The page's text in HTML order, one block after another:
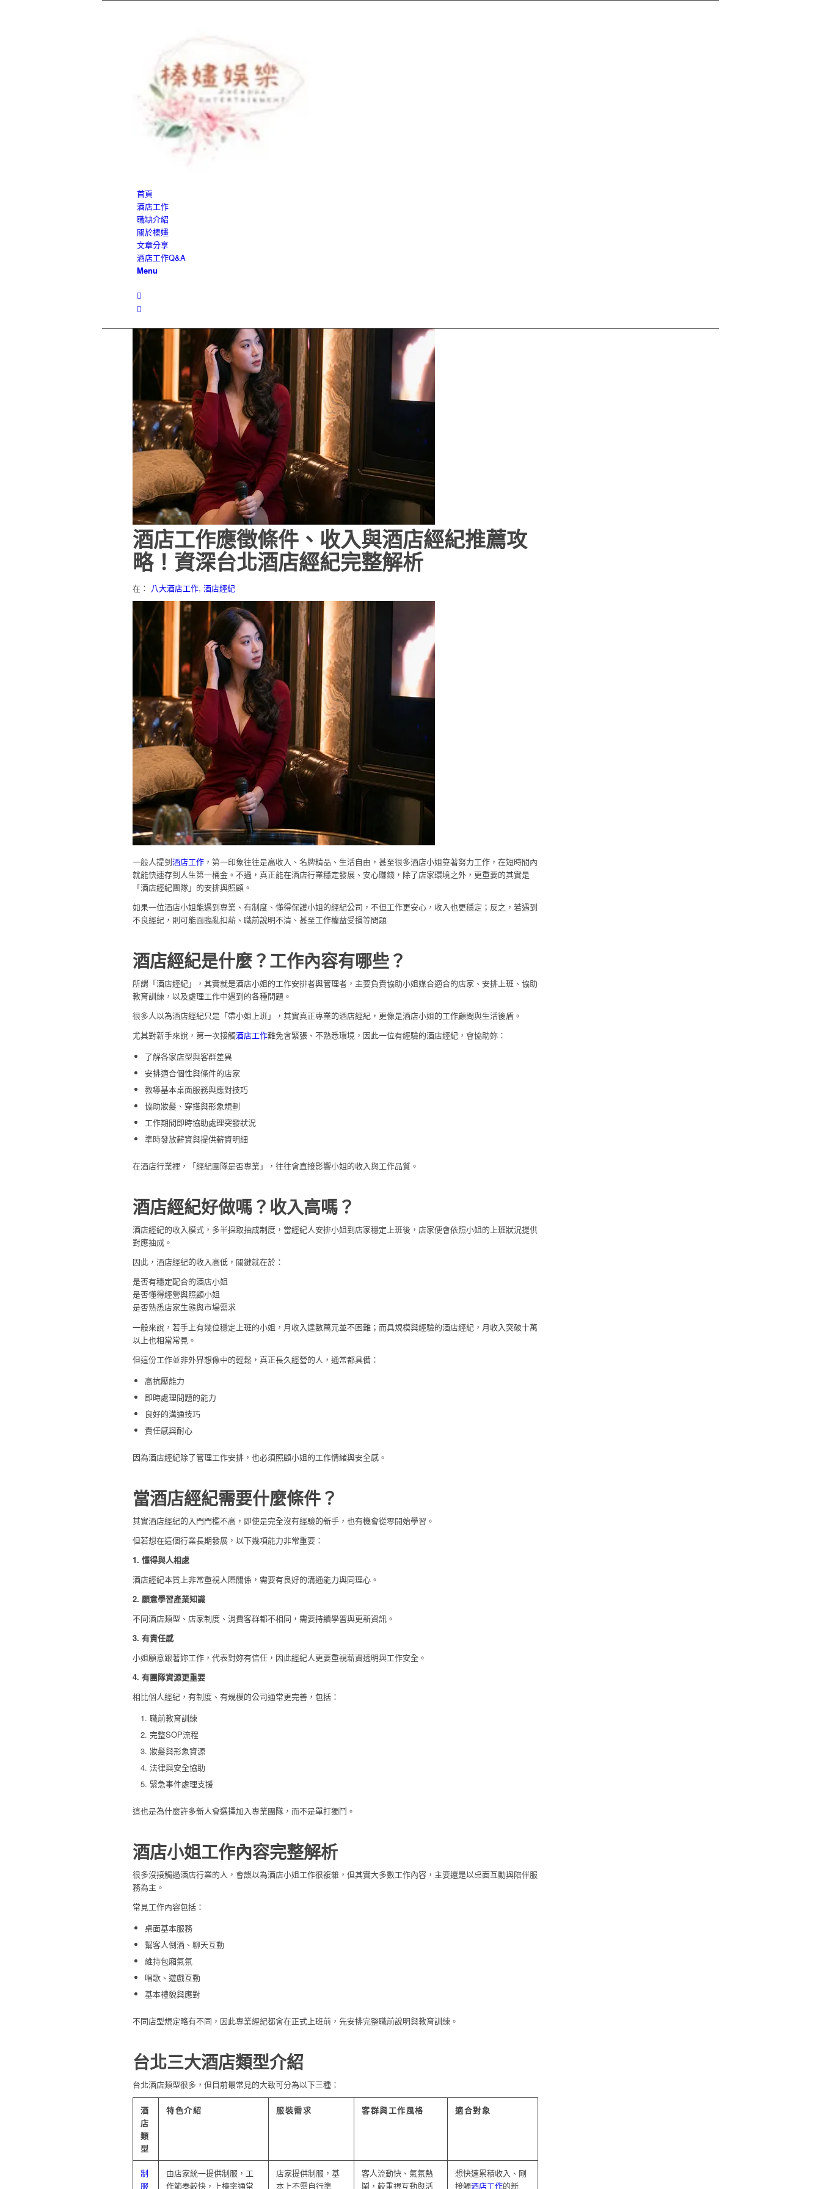
首頁
酒店工作
職缺介紹
關於榛嫿
文章分享
酒店工作Q&A
Menu
酒店工作應徵條件、收入與酒店經紀推薦攻
略！資深台北酒店經紀完整解析
在： 八大酒店工作, 酒店經紀
一般人提到酒店工作 ，第一印象往往是高收入、名牌精品、生活自由，甚至很多酒店小姐靠著努力工作，在短時間內
就能快速存到人生第一桶金。不過，真正能在酒店行業穩定發展、安心賺錢，除了店家環境之外，更重要的其實是
「酒店經紀團隊」的安排與照顧。
如果一位酒店小姐能遇到專業、有制度、懂得保護小姐的經紀公司，不但工作更安心，收入也更穩定；反之，若遇到
不良經紀，則可能面臨亂扣薪、職前說明不清、甚至工作權益受損等問題
酒店經紀是什麼？工作內容有哪些？
所謂「酒店經紀」，其實就是酒店小姐的工作安排者與管理者，主要負責協助小姐媒合適合的店家、安排上班、協助
教育訓練，以及處理工作中遇到的各種問題。
很多人以為酒店經紀只是「帶小姐上班」，其實真正專業的酒店經紀，更像是酒店小姐的工作顧問與生活後盾。
尤其對新手來說，第一次接觸酒店工作難免會緊張、不熟悉環境，因此一位有經驗的酒店經紀，會協助妳：
了解各家店型與客群差異
安排適合個性與條件的店家
教導基本桌面服務與應對技巧
協助妝髮、穿搭與形象規劃
工作期間即時協助處理突發狀況
準時發放薪資與提供薪資明細
在酒店行業裡，「經紀團隊是否專業」，往往會直接影響小姐的收入與工作品質。
酒店經紀好做嗎？收入高嗎？
酒店經紀的收入模式，多半採取抽成制度，當經紀人安排小姐到店家穩定上班後，店家便會依照小姐的上班狀況提供
對應抽成。
因此，酒店經紀的收入高低，關鍵就在於：
是否有穩定配合的酒店小姐
是否懂得經營與照顧小姐
是否熟悉店家生態與市場需求
一般來說，若手上有幾位穩定上班的小姐，月收入達數萬元並不困難；而具規模與經驗的酒店經紀，月收入突破十萬
以上也相當常見。
但這份工作並非外界想像中的輕鬆，真正長久經營的人，通常都具備：
高抗壓能力
即時處理問題的能力
良好的溝通技巧
責任感與耐心
因為酒店經紀除了管理工作安排，也必須照顧小姐的工作情緒與安全感。
當酒店經紀需要什麼條件？
其實酒店經紀的入門門檻不高，即使是完全沒有經驗的新手，也有機會從零開始學習。
但若想在這個行業長期發展，以下幾項能力非常重要：
1. 懂得與人相處
酒店經紀本質上非常重視人際關係，需要有良好的溝通能力與同理心。
2. 願意學習產業知識
不同酒店類型、店家制度、消費客群都不相同，需要持續學習與更新資訊。
3. 有責任感
小姐願意跟著妳工作，代表對妳有信任，因此經紀人更要重視薪資透明與工作安全。
4. 有團隊資源更重要
相比個人經紀，有制度、有規模的公司通常更完善，包括：
職前教育訓練
完整SOP流程
妝髮與形象資源
法律與安全協助
緊急事件處理支援
這也是為什麼許多新人會選擇加入專業團隊，而不是單打獨鬥。
酒店小姐工作內容完整解析
很多沒接觸過酒店行業的人，會誤以為酒店小姐工作很複雜，但其實大多數工作內容，主要還是以桌面互動與陪伴服
務為主。
常見工作內容包括：
桌面基本服務
幫客人倒酒、聊天互動
維持包廂氣氛
唱歌、遊戲互動
基本禮貌與應對
不同店型規定略有不同，因此專業經紀都會在正式上班前，先安排完整職前說明與教育訓練。
台北三大酒店類型介紹
台北酒店類型很多，但目前最常見的大致可分為以下三種：
酒
店
類
型
特色介紹 服裝需求 客群與工作風格 適合對象
制
服
由店家統一提供制服，工
作節奏較快，上檯率通常
店家提供制服，基
本上不需自行準
客人流動快、氣氛熱
鬧，較重視互動與活
想快速累積收入、剛
接觸酒店工作的新